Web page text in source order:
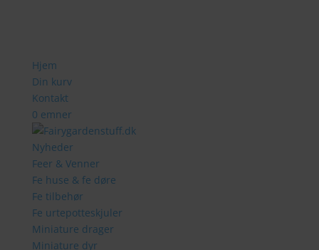
Hjem
Din kurv
Kontakt
0 emner
Nyheder
Feer & Venner
Fe huse & fe døre
Fe tilbehør
Fe urtepotteskjuler
Miniature drager
Miniature dyr